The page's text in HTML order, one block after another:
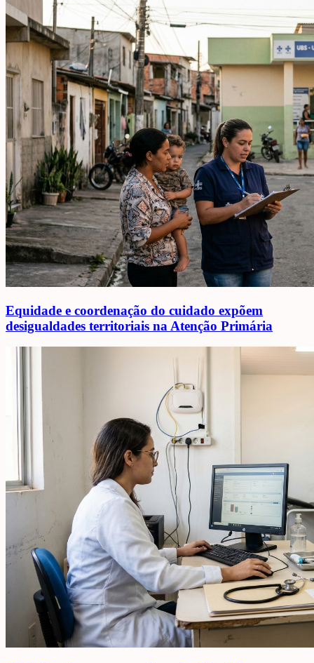
Equidade e coordenação do cuidado expõem
desigualdades territoriais na Atenção Primária